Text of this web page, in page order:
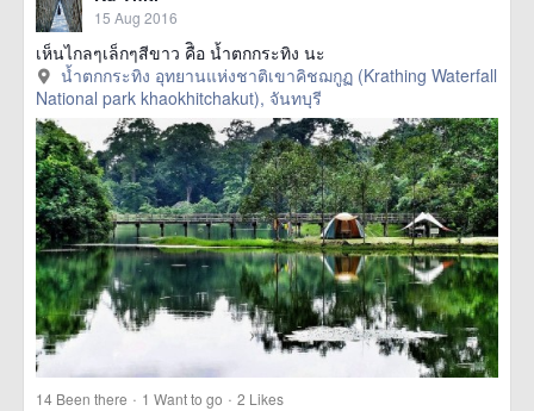
15 Aug 2016
เห็นไกลๆเล็กๆสีขาว คืิอ น้ำตกกระทิง นะ
น้ำตกกระทิง อุทยานแห่งชาติเขาคิชฌกูฏ (Krathing Waterfall
National park khaokhitchakut), จันทบุรี
14 Been there · 1 Want to go · 2 Likes